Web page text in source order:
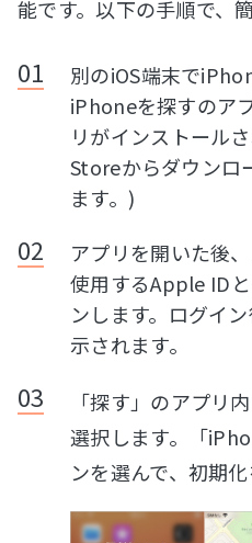
能です。以下の手順で、
別のiOS端末で
iPhoneを探すのア
リがインストール
Storeからダウンロ
ます。)
アプリを開いた後
使用するApple ID
ンします。ログイ
示されます。
「探す」のアプリ
選択します。「
ンを選んで、初期化